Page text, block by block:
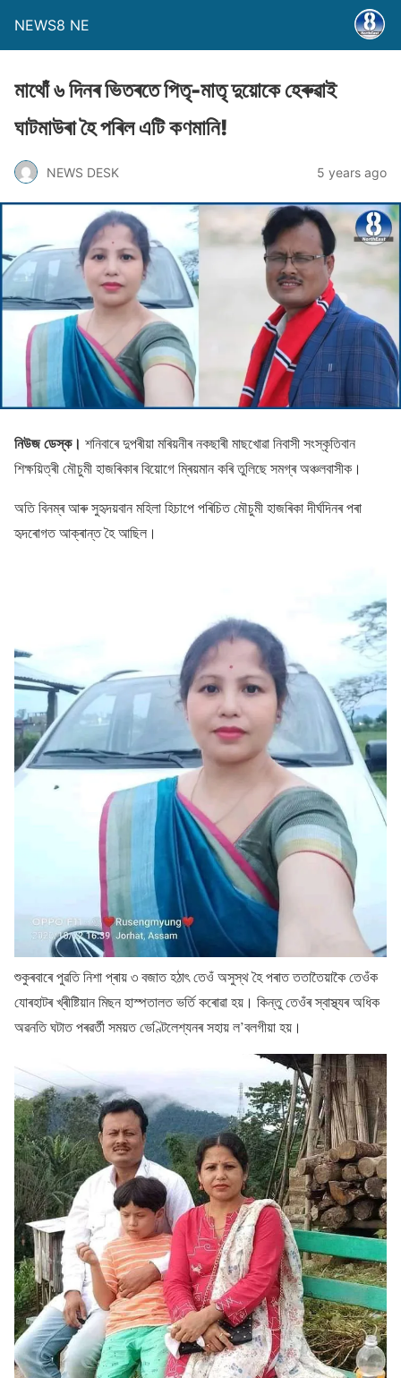
NEWS8 NE
মাথোঁ ৬ দিনৰ ভিতৰতে পিতৃ-মাতৃ দুয়োকে হেৰুৱাই
ঘাটমাউৰা হৈ পৰিল এটি কণমানি!
NEWS DESK 5 years ago
নিউজ ডেস্ক। শনিবাৰে দুপৰীয়া মৰিয়নীৰ নকছাৰী মাছখোৱা নিবাসী সংস্কৃতিবান
শিক্ষয়িত্ৰী মৌচুমী হাজৰিকাৰ বিয়োগে ম্ৰিয়মান কৰি তুলিছে সমগ্ৰ অঞ্চলবাসীক।
অতি বিনম্ৰ আৰু সুহৃদয়বান মহিলা হিচাপে পৰিচিত মৌচুমী হাজৰিকা দীৰ্ঘদিনৰ পৰা
হৃদৰোগত আক্ৰান্ত হৈ আছিল।
শুকুৰবাৰে পুৱতি নিশা প্ৰায় ৩ বজাত হঠাৎ তেওঁ অসুস্থ হৈ পৰাত ততাতৈয়াকৈ তেওঁক
যোৰহাটৰ খ্ৰীষ্টিয়ান মিছন হাস্পতালত ভর্তি কৰোৱা হয়। কিন্তু তেওঁৰ স্বাস্থ্যৰ অধিক
অৱনতি ঘটাত পৰৱৰ্তী সময়ত ভেণ্টিলেশ্যনৰ সহায় ল’বলগীয়া হয়।